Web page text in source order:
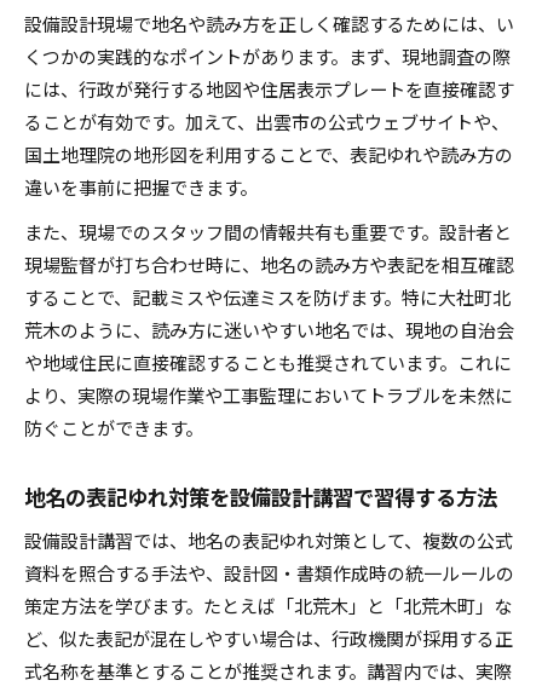
設備設計現場で地名や読み方を正しく確認するためには、い
くつかの実践的なポイントがあります。まず、現地調査の際
には、行政が発行する地図や住居表示プレートを直接確認す
ることが有効です。加えて、出雲市の公式ウェブサイトや、
国土地理院の地形図を利用することで、表記ゆれや読み方の
違いを事前に把握できます。
また、現場でのスタッフ間の情報共有も重要です。設計者と
現場監督が打ち合わせ時に、地名の読み方や表記を相互確認
することで、記載ミスや伝達ミスを防げます。特に大社町北
荒木のように、読み方に迷いやすい地名では、現地の自治会
や地域住民に直接確認することも推奨されています。これに
より、実際の現場作業や工事監理においてトラブルを未然に
防ぐことができます。
地名の表記ゆれ対策を設備設計講習で習得する方法
設備設計講習では、地名の表記ゆれ対策として、複数の公式
資料を照合する手法や、設計図・書類作成時の統一ルールの
策定方法を学びます。たとえば「北荒木」と「北荒木町」な
ど、似た表記が混在しやすい場合は、行政機関が採用する正
式名称を基準とすることが推奨されます。講習内では、実際